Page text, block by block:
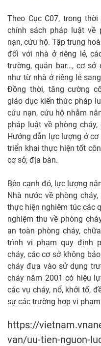
Theo Cục C07, trong
chính sách pháp luật về
nạn, cứu hộ. Tập trung
đối với nhà ở riêng lẻ,
trường, quán bar…, cơ sở
như từ nhà ở riêng lẻ
Đồng thời, tăng cường
giáo dục kiến thức pháp
cứu nạn, cứu hộ nhằm
pháp luật về phòng
Hướng dẫn lực lượng ở cơ
triển khai thực hiện tốt
cơ sở, địa bàn.
Bên cạnh đó, lực lượng
Nhà nước về phòng
thực hiện nghiêm túc các
nghiệm thu về phòng
an toàn phòng cháy,
trình vi phạm quy định
cháy, các cơ sở không
cháy đưa vào sử dụng
cháy năm 2001 có hiệu
các vụ cháy, nổ, khởi tố,
sự các trường hợp vi
https://
van/uu-tien-nguon-